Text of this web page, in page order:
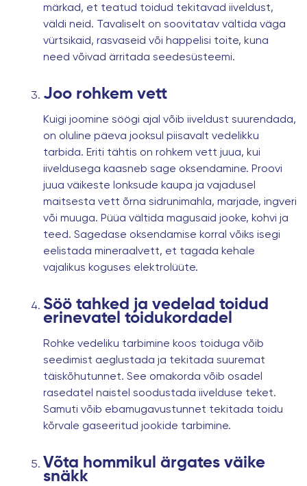
märkad, et teatud toidud tekitavad iiveldust,
väldi neid. Tavaliselt on soovitatav vältida väga
vürtsikaid, rasvaseid või happelisi toite, kuna
need võivad ärritada seedesüsteemi.
Joo rohkem vett
Kuigi joomine söögi ajal võib iiveldust suurendada,
on oluline päeva jooksul piisavalt vedelikku
tarbida. Eriti tähtis on rohkem vett juua, kui
iiveldusega kaasneb sage oksendamine. Proovi
juua väikeste lonksude kaupa ja vajadusel
maitsesta vett õrna sidrunimahla, marjade, ingveri
või muuga. Püüa vältida magusaid jooke, kohvi ja
teed. Sagedase oksendamise korral võiks isegi
eelistada mineraalvett, et tagada kehale
vajalikus koguses elektrolüüte.
Söö tahked ja vedelad toidud
erinevatel toidukordadel
Rohke vedeliku tarbimine koos toiduga võib
seedimist aeglustada ja tekitada suuremat
täiskõhutunnet. See omakorda võib osadel
rasedatel naistel soodustada iivelduse teket.
Samuti võib ebamugavustunnet tekitada toidu
kõrvale gaseeritud jookide tarbimine.
Võta hommikul ärgates väike
snäkk